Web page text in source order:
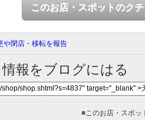
このお店・スポットのク
や閉店・移転を報告
報をブログにはる
■ このお店・スポ